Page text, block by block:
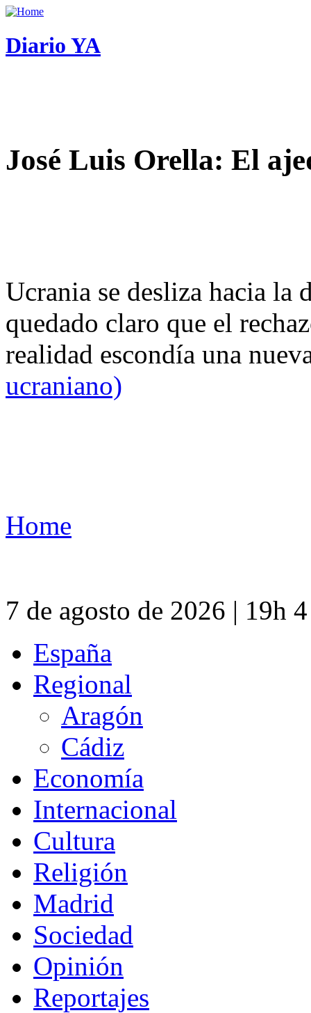
Diario YA
José Luis Orella: El
Ucrania se desliza hacia
quedado claro que el
realidad escondía una
ucraniano)
Home
7 de agosto de 2026 | 19h
España
Regional
Aragón
Cádiz
Economía
Internacional
Cultura
Religión
Madrid
Sociedad
Opinión
Reportajes